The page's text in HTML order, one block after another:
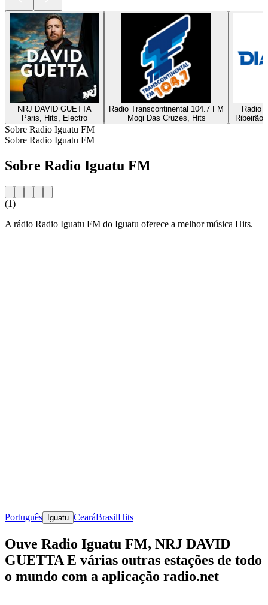
NRJ DAVID GUETTA
Paris, Hits, Electro
Radio Transcontinental 104.7 FM
Mogi Das Cruzes, Hits
Radio
Ribeirão
Sobre Radio Iguatu FM
Sobre Radio Iguatu FM
Sobre Radio Iguatu FM
(1)
A rádio Radio Iguatu FM do Iguatu oferece a melhor música Hits.
Português Iguatu CearáBrasilHits
Ouve Radio Iguatu FM, NRJ DAVID
GUETTA E várias outras estações de todo
o mundo com a aplicação radio.net